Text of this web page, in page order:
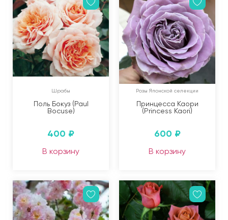
Шрабы
Поль Бокуз (Paul
Bocuse)
400 ₽
В корзину
Розы Японской селекции
Принцесса Каори
(Princess Kaori)
600 ₽
В корзину